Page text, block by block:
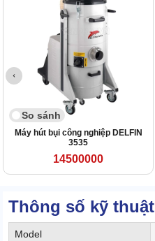
So sánh
Máy hút bụi công nghiệp DELFIN
3535
14500000
Thông số kỹ thuật
Model